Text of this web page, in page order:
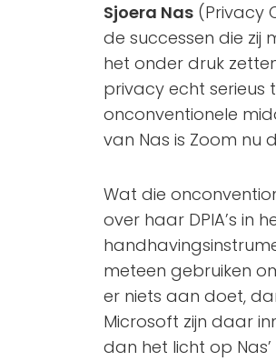
Sjoera Nas (Privacy
de successen die
het onder druk
privacy echt serieus
onconventionele
van Nas is Zoom nu
Wat die
over haar DPIA’s in
meteen gebruiken
er niets aan doet,
Microsoft zijn daar
dan het licht op